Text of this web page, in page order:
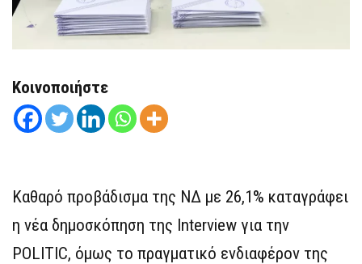
Κοινοποιήστε
Καθαρό προβάδισμα της ΝΔ με 26,1% καταγράφει
η νέα δημοσκόπηση της Interview για την
POLITIC, όμως το πραγματικό ενδιαφέρον της